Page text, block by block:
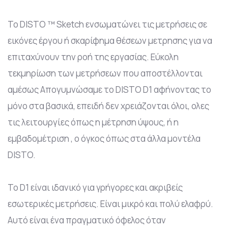
Το DISTO ™ Sketch ενσωματώνει τις μετρήσεις σε
εικόνες έργου ή σκαρίφημα θέσεων μετρησης για να
επιταχύνουν την ροή της εργασίας. Εύκολη
τεκμηρίωση των μετρήσεων που αποστέλλονται
αμέσως Απογυμνώσαμε το DISTO D1 αφήνοντας το
μόνο στα βασικά, επειδή δεν χρειάζονται όλοι, ολες
τις λειτουργίες όπως η μέτρηση ύψους, ή η
εμβαδομέτριση , ο όγκος όπως στα άλλα μοντέλα
DISTO.
Το D1 είναι ιδανικό για γρήγορες και ακριβείς
εσωτερικές μετρήσεις. Είναι μικρό και πολύ ελαφρύ.
Αυτό είναι ένα πραγματικό όφελος όταν